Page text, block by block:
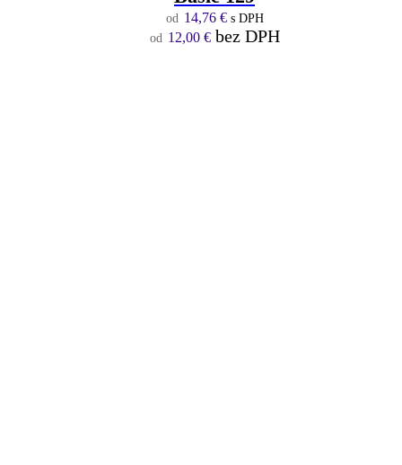
14,76 € s DPH
12,00 €bez DPH